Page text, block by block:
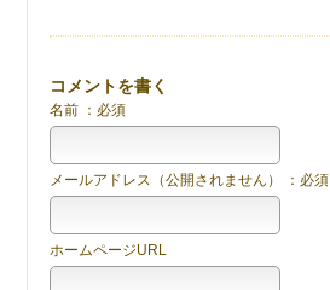
コメントを書く
名前 ：必須
メールアドレス（公開されません） ：必須
ホームページURL